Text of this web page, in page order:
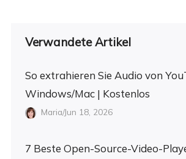
Verwandete Artikel
So extrahieren Sie Audio von
Windows/Mac | Kostenlos
Maria/Jun 18, 2026
7 Beste Open-Source-Video-